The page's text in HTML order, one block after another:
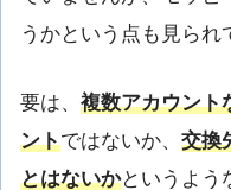
うかという点も見られ
要は、 複数アカウント
ントではないか、 交換
とはないかというよう